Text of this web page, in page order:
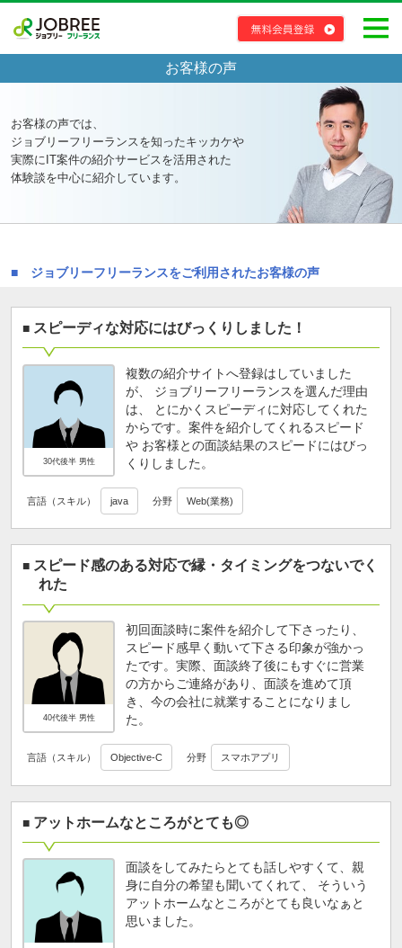
お客様の声
お客様の声では、
ジョブリーフリーランスを知ったキッカケや
実際にIT案件の紹介サービスを活用された
体験談を中心に紹介しています。
ジョブリーフリーランスをご利用されたお客様の声
スピーディな対応にはびっくりしました！
30代後半 男性
複数の紹介サイトへ登録はしていました
が、 ジョブリーフリーランスを選んだ理由
は、 とにかくスピーディに対応してくれた
からです。案件を紹介してくれるスピード
や お客様との面談結果のスピードにはびっ
くりしました。
言語（スキル） java 分野 Web(業務)
スピード感のある対応で縁・タイミングをつないでく
れた
40代後半 男性
初回面談時に案件を紹介して下さったり、
スピード感早く動いて下さる印象が強かっ
たです。実際、面談終了後にもすぐに営業
の方からご連絡があり、面談を進めて頂
き、今の会社に就業することになりまし
た。
言語（スキル） Objective-C 分野 スマホアプリ
アットホームなところがとても◎
面談をしてみたらとても話しやすくて、親
身に自分の希望も聞いてくれて、 そういう
アットホームなところがとても良いなぁと
思いました。